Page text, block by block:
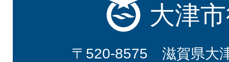
大津
〒520-8575 滋賀県大